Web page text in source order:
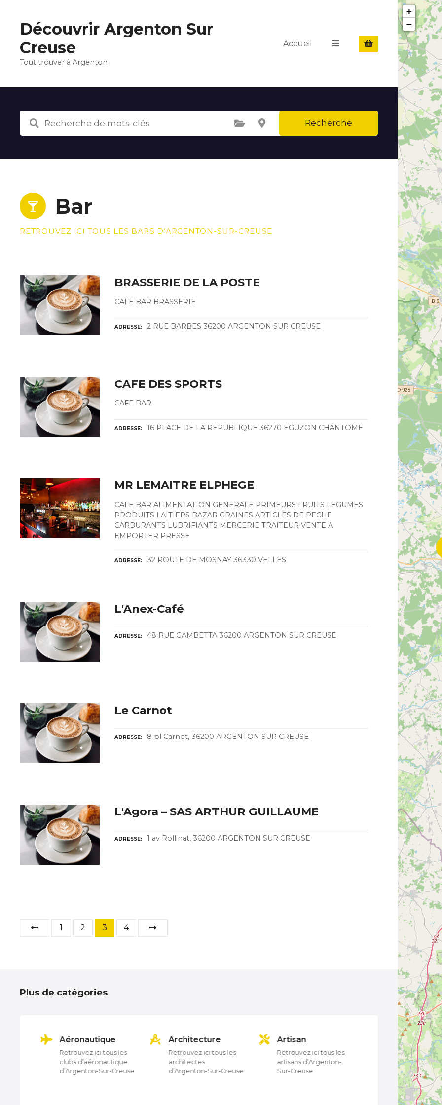
o
Découvrir Argenton Sur
Creuse
Tout trouver à Argenton
Accueil
Sélectionnez une catégorie Sélectionnez le lieu Recherche
Bar
RETROUVEZ ICI TOUS LES BARS D’ARGENTON-SUR-CREUSE
BRASSERIE DE LA POSTE
CAFE BAR BRASSERIE
ADRESSE 2 RUE BARBES 36200 ARGENTON SUR CREUSE
CAFE DES SPORTS
CAFE BAR
ADRESSE 16 PLACE DE LA REPUBLIQUE 36270 EGUZON CHANTOME
MR LEMAITRE ELPHEGE
CAFE BAR ALIMENTATION GENERALE PRIMEURS FRUITS LEGUMES
PRODUITS LAITIERS BAZAR GRAINES ARTICLES DE PECHE
CARBURANTS LUBRIFIANTS MERCERIE TRAITEUR VENTE A
EMPORTER PRESSE
ADRESSE 32 ROUTE DE MOSNAY 36330 VELLES
L'Anex-Café
ADRESSE 48 RUE GAMBETTA 36200 ARGENTON SUR CREUSE
Le Carnot
ADRESSE 8 pl Carnot, 36200 ARGENTON SUR CREUSE
L'Agora – SAS ARTHUR GUILLAUME
ADRESSE 1 av Rollinat, 36200 ARGENTON SUR CREUSE
N
i
1 2 3 4
Plus de catégories
Aéronautique
Retrouvez ici tous les
clubs d’aéronautique
d’Argenton-Sur-Creuse
Architecture
Retrouvez ici tous les
architectes
d’Argenton-Sur-Creuse
Artisan
Retrouvez ici tous les
artisans d’Argenton-
Sur-Creuse
Auto-école
Retrouvez ici
auto-écoles
d’Argenton-Sur-
+
−